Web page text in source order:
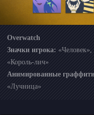
Overwatch
Значки игрока:
«Король-лич»
Анимированные
«Лучница»